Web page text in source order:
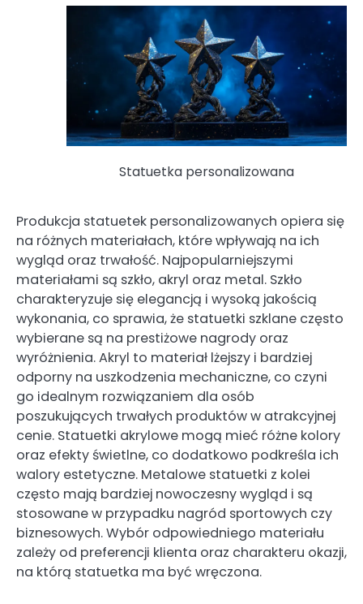
Statuetka personalizowana
Produkcja statuetek personalizowanych opiera się
na różnych materiałach, które wpływają na ich
wygląd oraz trwałość. Najpopularniejszymi
materiałami są szkło, akryl oraz metal. Szkło
charakteryzuje się elegancją i wysoką jakością
wykonania, co sprawia, że statuetki szklane często
wybierane są na prestiżowe nagrody oraz
wyróżnienia. Akryl to materiał lżejszy i bardziej
odporny na uszkodzenia mechaniczne, co czyni
go idealnym rozwiązaniem dla osób
poszukujących trwałych produktów w atrakcyjnej
cenie. Statuetki akrylowe mogą mieć różne kolory
oraz efekty świetlne, co dodatkowo podkreśla ich
walory estetyczne. Metalowe statuetki z kolei
często mają bardziej nowoczesny wygląd i są
stosowane w przypadku nagród sportowych czy
biznesowych. Wybór odpowiedniego materiału
zależy od preferencji klienta oraz charakteru okazji,
na którą statuetka ma być wręczona.